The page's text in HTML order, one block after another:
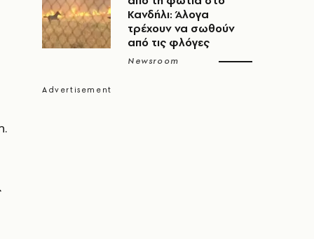
Κανδήλι: Άλογα
τρέχουν να σωθούν
από τις φλόγες
Newsroom